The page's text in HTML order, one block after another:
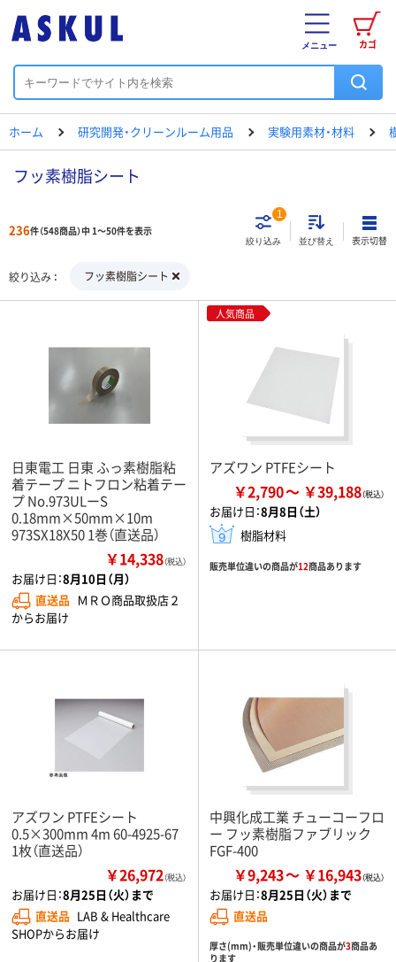
カゴ
メニュー
ホーム 研究開発・クリーンルーム用品 実験用素材・材料
フッ素樹脂シート
236件（548商品）中 1～50件を表示
絞り込み
1
並び替え 表示切替
絞り込み フッ素樹脂シート
日東電工 日東 ふっ素樹脂粘
着テープ ニトフロン粘着テー
プ No.973ULーS
0.18mm×50mm×10m
973SX18X50 1巻（直送品）
￥14,338（税込）
お届け日：8月10日（月）
直送品 ＭＲＯ商品取扱店２
からお届け
人気商品
アズワン PTFEシート
￥2,790 ￥39,188
お届け日：8月8日（土）
樹脂材料
販売単位違いの商品が12商品あります
アズワン PTFEシート
0.5×300mm 4m 60-4925-67
1枚（直送品）
￥26,972（税込）
お届け日：8月25日（火）まで
直送品 LAB & Healthcare
SHOPからお届け
中興化成工業 チューコーフロ
ー フッ素樹脂ファブリック
FGF-400
￥9,243 ￥16,943
お届け日：8月25日（火）まで
直送品
厚さ(mm)・販売単位違いの商品が3商品あ
ります